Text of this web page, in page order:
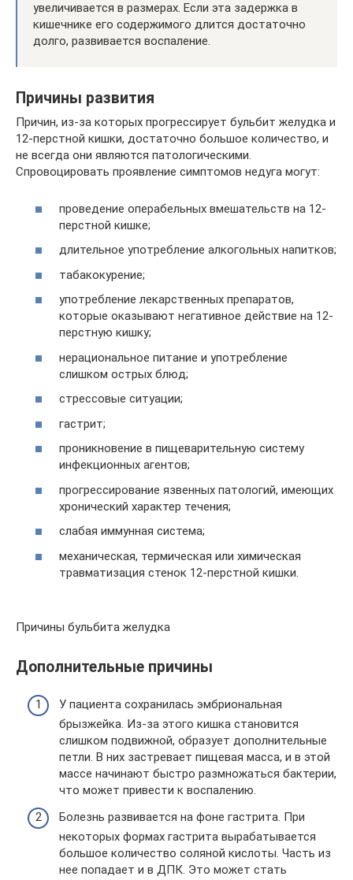
увеличивается в размерах. Если эта задержка в
кишечнике его содержимого длится достаточно
долго, развивается воспаление.
Причины развития
Причин, из-за которых прогрессирует бульбит желудка и
12-перстной кишки, достаточно большое количество, и
не всегда они являются патологическими.
Спровоцировать проявление симптомов недуга могут:
проведение операбельных вмешательств на 12-
перстной кишке;
длительное употребление алкогольных напитков;
табакокурение;
употребление лекарственных препаратов,
которые оказывают негативное действие на 12-
перстную кишку;
нерациональное питание и употребление
слишком острых блюд;
стрессовые ситуации;
гастрит;
проникновение в пищеварительную систему
инфекционных агентов;
прогрессирование язвенных патологий, имеющих
хронический характер течения;
слабая иммунная система;
механическая, термическая или химическая
травматизация стенок 12-перстной кишки.
Причины бульбита желудка
Дополнительные причины
У пациента сохранилась эмбриональная
брызжейка. Из-за этого кишка становится
слишком подвижной, образует дополнительные
петли. В них застревает пищевая масса, и в этой
массе начинают быстро размножаться бактерии,
что может привести к воспалению.
Болезнь развивается на фоне гастрита. При
некоторых формах гастрита вырабатывается
большое количество соляной кислоты. Часть из
нее попадает и в ДПК. Это может стать